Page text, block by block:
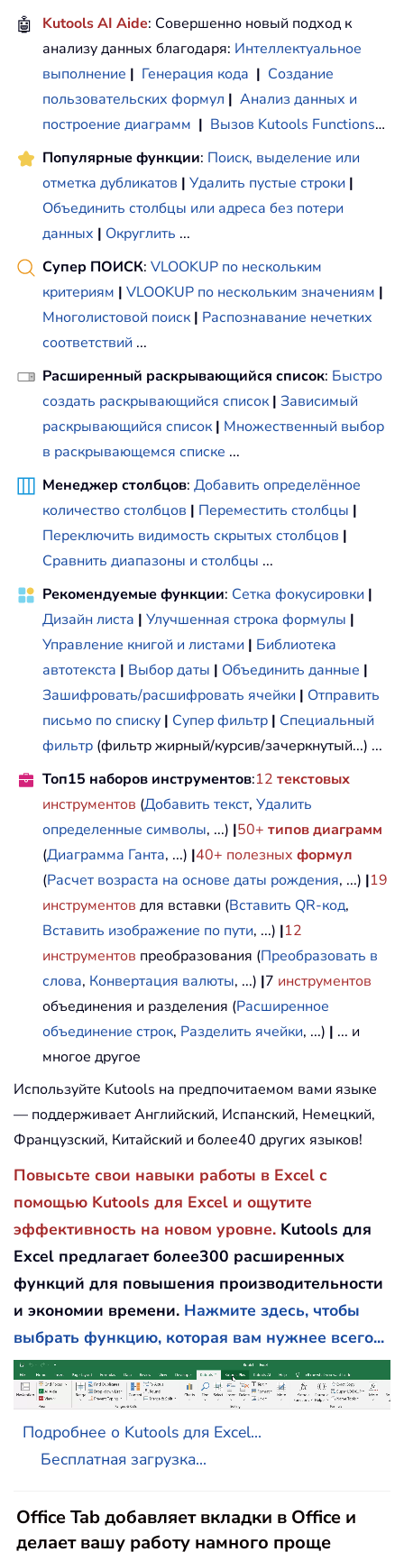
🤖 Kutools AI Aide: Совершенно новый подход к
анализу данных благодаря: Интеллектуальное
выполнение | Генерация кода | Создание
пользовательских формул | Анализ данных и
построение диаграмм | Вызов Kutools Functions…
Популярные функции: Поиск, выделение или
отметка дубликатов | Удалить пустые строки |
Объединить столбцы или адреса без потери
данных | Округлить ...
Супер ПОИСК: VLOOKUP по нескольким
критериям | VLOOKUP по нескольким значениям |
Многолистовой поиск | Распознавание нечетких
соответствий ...
Расширенный раскрывающийся список: Быстро
создать раскрывающийся список | Зависимый
раскрывающийся список | Множественный выбор
в раскрывающемся списке ...
Менеджер столбцов: Добавить определённое
количество столбцов | Переместить столбцы |
Переключить видимость скрытых столбцов |
Сравнить диапазоны и столбцы ...
Рекомендуемые функции: Сетка фокусировки |
Дизайн листа | Улучшенная строка формулы |
Управление книгой и листами | Библиотека
автотекста | Выбор даты | Объединить данные |
Зашифровать/расшифровать ячейки | Отправить
письмо по списку | Супер фильтр | Специальный
фильтр (фильтр жирный/курсив/зачеркнутый...) ...
Топ15 наборов инструментов:12 текстовых
инструментов (Добавить текст, Удалить
определенные символы, ...) |50+ типов диаграмм
(Диаграмма Ганта, ...) |40+ полезных формул
(Расчет возраста на основе даты рождения, ...) |19
инструментов для вставки (Вставить QR-код,
Вставить изображение по пути, ...) |12
инструментов преобразования (Преобразовать в
слова, Конвертация валюты, ...) |7 инструментов
объединения и разделения (Расширенное
объединение строк, Разделить ячейки, ...) | ... и
многое другое
Используйте Kutools на предпочитаемом вами языке
— поддерживает Английский, Испанский, Немецкий,
Французский, Китайский и более40 других языков!
Повысьте свои навыки работы в Excel с
помощью Kutools для Excel и ощутите
эффективность на новом уровне. Kutools для
Excel предлагает более300 расширенных
функций для повышения производительности
и экономии времени. Нажмите здесь, чтобы
выбрать функцию, которая вам нужнее всего...
Подробнее о Kutools для Excel...
Бесплатная загрузка...
Office Tab добавляет вкладки в Office и
делает вашу работу намного проще